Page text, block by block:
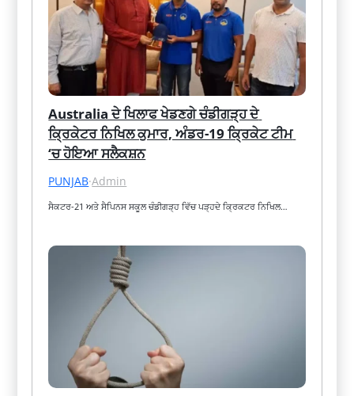
Australia ਦੇ ਖਿਲਾਫ ਖੇਡਣਗੇ ਚੰਡੀਗੜ੍ਹ ਦੇ
ਕ੍ਰਿਕੇਟਰ ਨਿਖਿਲ ਕੁਮਾਰ, ਅੰਡਰ-19 ਕ੍ਰਿਕੇਟ ਟੀਮ
‘ਚ ਹੋਇਆ ਸਲੈਕਸ਼ਨ
PUNJAB·Admin
ਸੈਕਟਰ-21 ਅਤੇ ਸੈਪਿਨਸ ਸਕੂਲ ਚੰਡੀਗੜ੍ਹ ਵਿੱਚ ਪੜ੍ਹਦੇ ਕ੍ਰਿਕਟਰ ਨਿਖਿਲ…